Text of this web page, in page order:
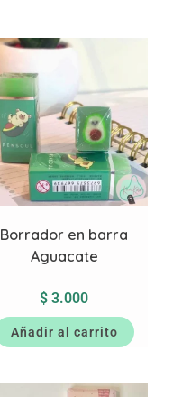
Borrador en barra
Aguacate
$ 3.000
Añadir al carrito